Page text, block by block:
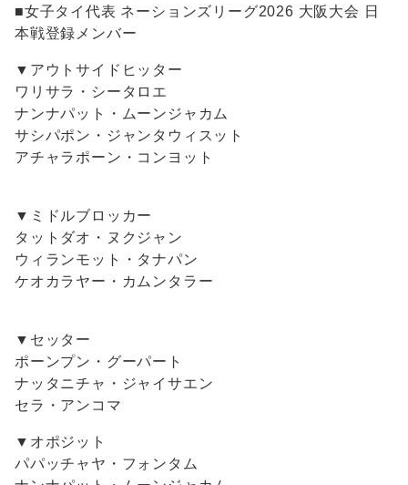
■女子タイ代表 ネーションズリーグ2026 大阪大会 日
本戦登録メンバー
▼アウトサイドヒッター
ワリサラ・シータロエ
ナンナパット・ムーンジャカム
サシパポン・ジャンタウィスット
アチャラポーン・コンヨット
▼ミドルブロッカー
タットダオ・ヌクジャン
ウィランモット・タナパン
ケオカラヤー・カムンタラー
▼セッター
ポーンプン・グーパート
ナッタニチャ・ジャイサエン
セラ・アンコマ
▼オポジット
パパッチャヤ・フォンタム